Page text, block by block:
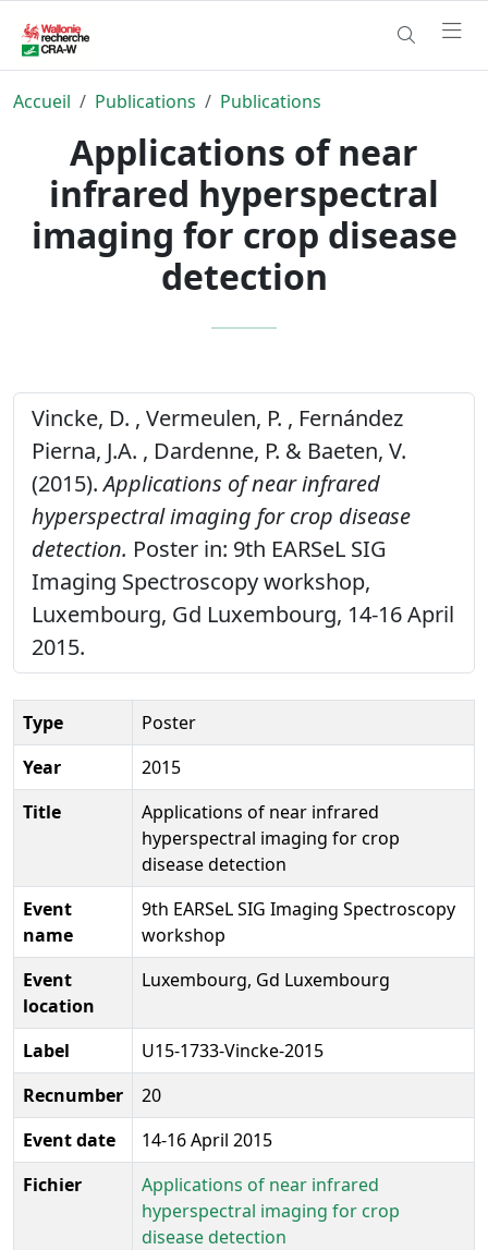
Accueil Publications Publications
Applications of near
infrared hyperspectral
imaging for crop disease
detection
Vincke, D. , Vermeulen, P. , Fernández
Pierna, J.A. , Dardenne, P. & Baeten, V.
(2015).Applications of near infrared
hyperspectral imaging for crop disease
detection. Poster in: 9th EARSeL SIG
Imaging Spectroscopy workshop,
Luxembourg, Gd Luxembourg, 14-16 April
2015.
Type
Poster
Year
2015
Title
Applications of near infrared
hyperspectral imaging for crop
disease detection
Event
name
9th EARSeL SIG Imaging Spectroscopy
workshop
Event
location
Luxembourg, Gd Luxembourg
Label
U15-1733-Vincke-2015
Recnumber
20
Event date
14-16 April 2015
Fichier
Applications of near infrared
hyperspectral imaging for crop
disease detection